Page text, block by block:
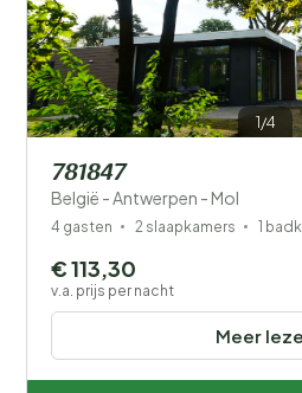
1/4
781847
België - Antwerpen - Mol
4 gasten 2 slaapkamers 1
Meer
€ 113,30
v.a. prijs per nacht